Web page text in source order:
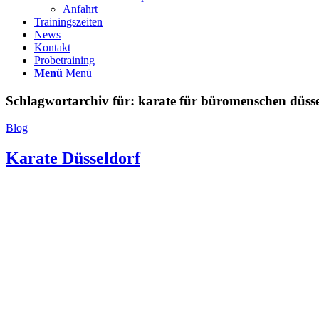
Anfahrt
Trainingszeiten
News
Kontakt
Probetraining
Menü Menü
Schlagwortarchiv für: karate für büromenschen
Blog
Karate Düsseldorf